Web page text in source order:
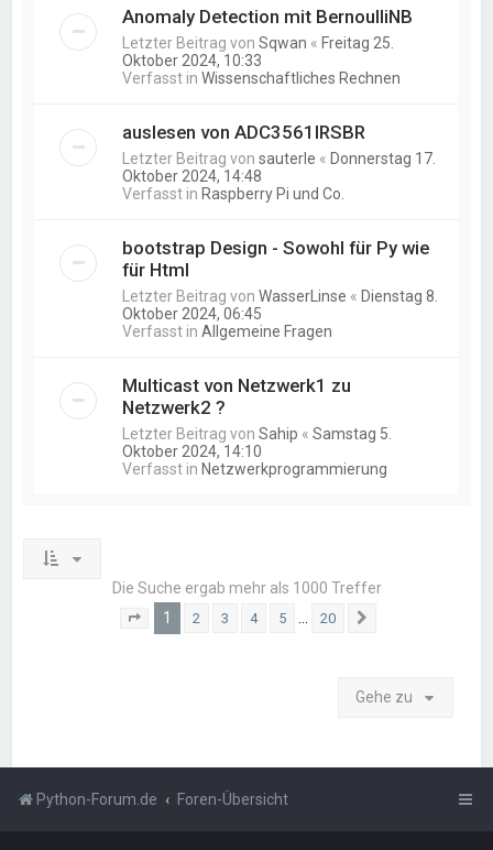
Anomaly Detection mit BernoulliNB
Letzter Beitrag vonSqwan « Freitag 25.
Oktober 2024, 10:33
Verfasst inWissenschaftliches Rechnen
auslesen von ADC3561IRSBR
Letzter Beitrag vonsauterle « Donnerstag 17.
Oktober 2024, 14:48
Verfasst in Raspberry Pi und Co.
bootstrap Design - Sowohl für Py wie
für Html
Letzter Beitrag vonWasserLinse « Dienstag 8.
Oktober 2024, 06:45
Verfasst inAllgemeine Fragen
Multicast von Netzwerk1 zu
Netzwerk2 ?
Letzter Beitrag vonSahip «Samstag 5.
Oktober 2024, 14:10
Verfasst in Netzwerkprogrammierung
Die Suche ergab mehr als 1000 Treffer
Seite von 20
1 2 3 4 5 … 20
Gehe zu
Python-Forum.de Foren-Übersicht